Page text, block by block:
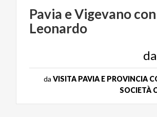
Pavia eVigevanocon
Leonardo
da
da VISITA PAVIA E PROVINCIA
SOCIETÀ